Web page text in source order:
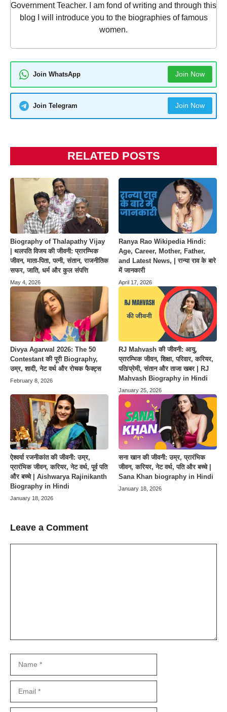
Government Teacher. I am fond of writing and through this
blog I will introduce you to the biographies of famous
women.
Join WhatsApp Join Now
Join Telegram Join Now
RELATED POSTS
Biography of Thalapathy Vijay
| थलपति विजय की जीवनी: प्रारम्भिक
जीवन, माता-पिता, पत्नी, संतान, राजनीतिक
सफर, जाति, धर्म और कुल संपत्ति
May 4, 2026
Ranya Rao Wikipedia Hindi:
Age, Career, Mother, Father,
and Latest News, | रान्या राव के बारे
में जानकारी
April 17, 2026
Divya Agarwal 2026: The 50
Contestant की पूरी Biography,
उम्र, शादी, नेट वर्थ और रोचक फैक्ट्स
February 8, 2026
RJ Mahvash की जीवनी: आयु,
प्रारम्भिक जीवन, शिक्षा, परिवार, करियर,
पति/प्रेमी, संतान और ताजा खबर | RJ
Mahvash Biography in Hindi
January 25, 2026
ऐश्वर्या रजनीकांत की जीवनी: उम्र,
प्रारंभिक जीवन, करियर, नेट वर्थ, पूर्व पति
और बच्चे | Aishwarya Rajinikanth
Biography in Hindi
January 18, 2026
सना खान की जीवनी: उम्र, प्रारंभिक
जीवन, करियर, नेट वर्थ, पति और बच्चे |
Sana Khan biography in Hindi
January 18, 2026
Leave a Comment